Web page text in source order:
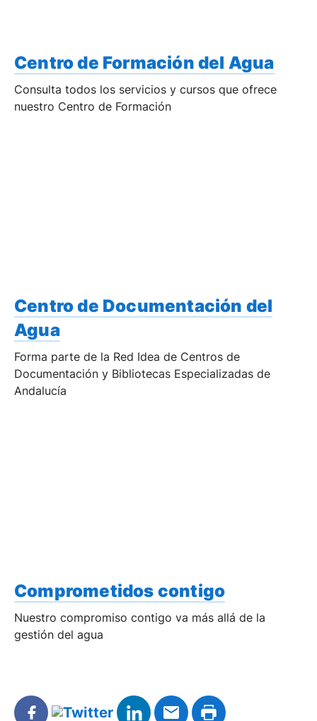
Centro de Formación del Agua
Consulta todos los servicios y cursos que ofrece
nuestro Centro de Formación
Centro de Documentación del
Agua
Forma parte de la Red Idea de Centros de
Documentación y Bibliotecas Especializadas de
Andalucía
Comprometidos contigo
Nuestro compromiso contigo va más allá de la
gestión del agua